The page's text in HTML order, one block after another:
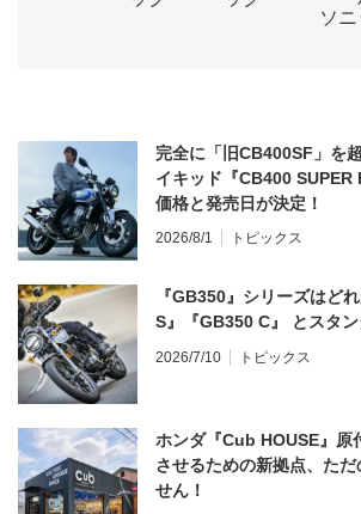
完全に「旧CB400SF」を
イキッド『CB400
価格と発売日が決定！
2026/8/1 トピックス
『GB350』シリーズはど
S』『GB350 C』 とスタ
2026/7/10 トピックス
ホンダ『Cub HOUSE』原
させるための新拠点、た
せん！